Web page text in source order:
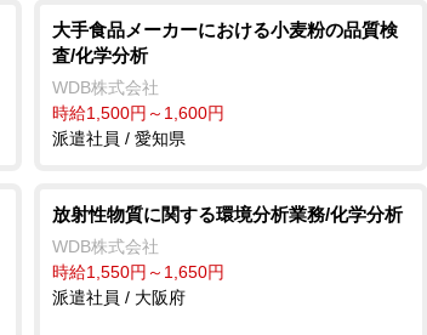
大手食品メーカーにおける小麦粉の品質検
査/化学分析
WDB株式会社
時給1,500円～1,600円
派遣社員 / 愛知県
放射性物質に関する環境分析業務/化学分析
WDB株式会社
時給1,550円～1,650円
派遣社員 / 大阪府